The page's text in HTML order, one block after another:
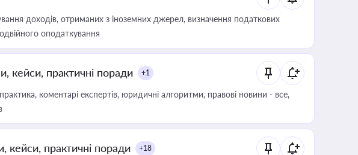
доходів, отриманих з іноземних джерел, визначення податкових
оподаткування
кейси, практичні поради +1
коментарі експертів, юридичні алгоритми, правові новини - все,
кейси, практичні поради +18